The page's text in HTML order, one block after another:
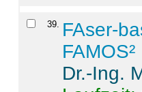
39. FAser-
FAMOS²
Dr.-Ing.